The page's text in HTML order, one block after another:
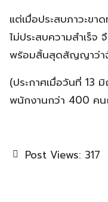
แต่เมื่อประสบภาวะขา
ไม่ประสบความสำเร็
พร้อมสิ้นสุดสัญญาว่า
(ประกาศเมื่อวันที่ 13
พนักงานกว่า 400 ค
Post Views: 317